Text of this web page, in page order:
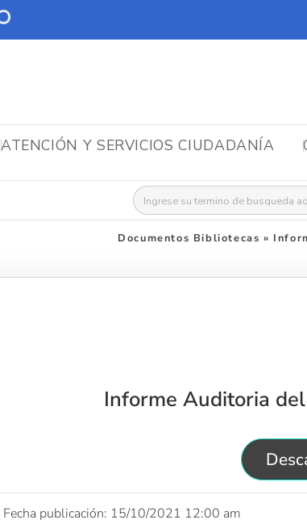
ATENCIÓN Y SERVICIOS CIUDADANÍA
Buscar:
Documentos Bibliotecas »
Informe Auditoria
Fecha publicación: 15/10/2021 12:00 am